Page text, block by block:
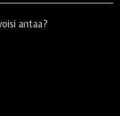
antaa?